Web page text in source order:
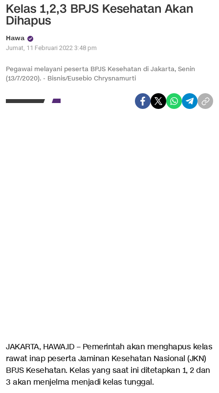
Kelas 1,2,3 BPJS Kesehatan Akan
Dihapus
Hawa
Jumat, 11 Februari 2022 3:48 pm
Pegawai melayani peserta BPJS Kesehatan di Jakarta, Senin
(13/7/2020). - Bisnis/Eusebio Chrysnamurti
JAKARTA, HAWA.ID – Pemerintah akan menghapus kelas
rawat inap peserta Jaminan Kesehatan Nasional (JKN)
BPJS Kesehatan. Kelas yang saat ini ditetapkan 1, 2 dan
3 akan menjelma menjadi kelas tunggal.